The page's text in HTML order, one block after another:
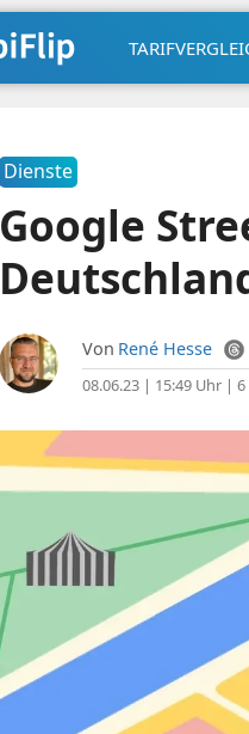
Dienste
Google
Von René Hesse
08.06.23 | 15:49 Uhr|